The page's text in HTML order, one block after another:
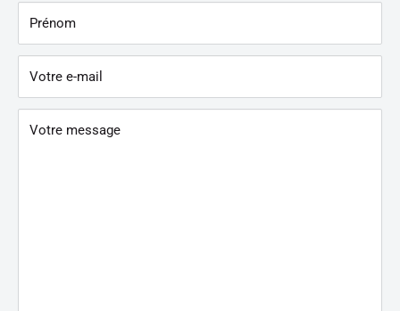
Prénom
Votre e-mail
Votre message